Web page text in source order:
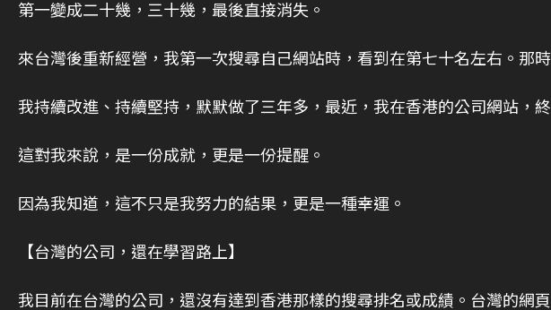
第一變成二十幾，三十幾，最後直接消失。
來台灣後重新經營，我第一次搜尋自己網站時，看到在第七十名左右。那
我持續改進、持續堅持，默默做了三年多，最近，我在香港的公司網站，
這對我來說，是一份成就，更是一份提醒。
因為我知道，這不只是我努力的結果，更是一種幸運。
【台灣的公司，還在學習路上】
我目前在台灣的公司，還沒有達到香港那樣的搜尋排名或成績。台灣的網